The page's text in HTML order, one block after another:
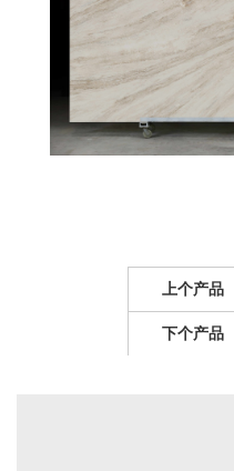
上个产品
下个产品